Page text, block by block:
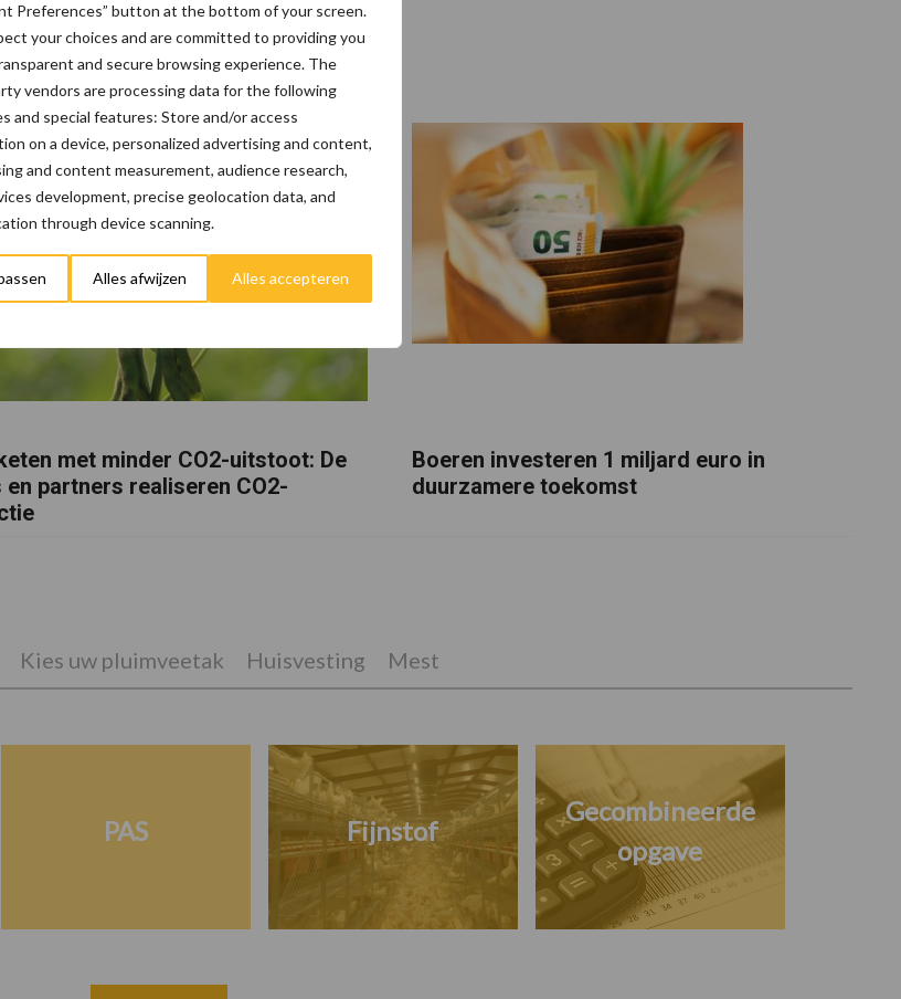
Preferences” button at the bottom of your screen.
your choices and are committed to providing you
and secure browsing experience. The
vendors are processing data for the following
and special features: Store and/or access
on a device, personalized advertising and content,
and content measurement, audience research,
development, precise geolocation data, and
through device scanning.
Alles afwijzen Alles accepteren
met minder CO2-uitstoot: De
en partners realiseren CO2-
Boeren investeren 1 miljard euro in
duurzamere toekomst
Kies uw pluimveetak Huisvesting Mest
PAS Fijnstof
Gecombineerde
opgave